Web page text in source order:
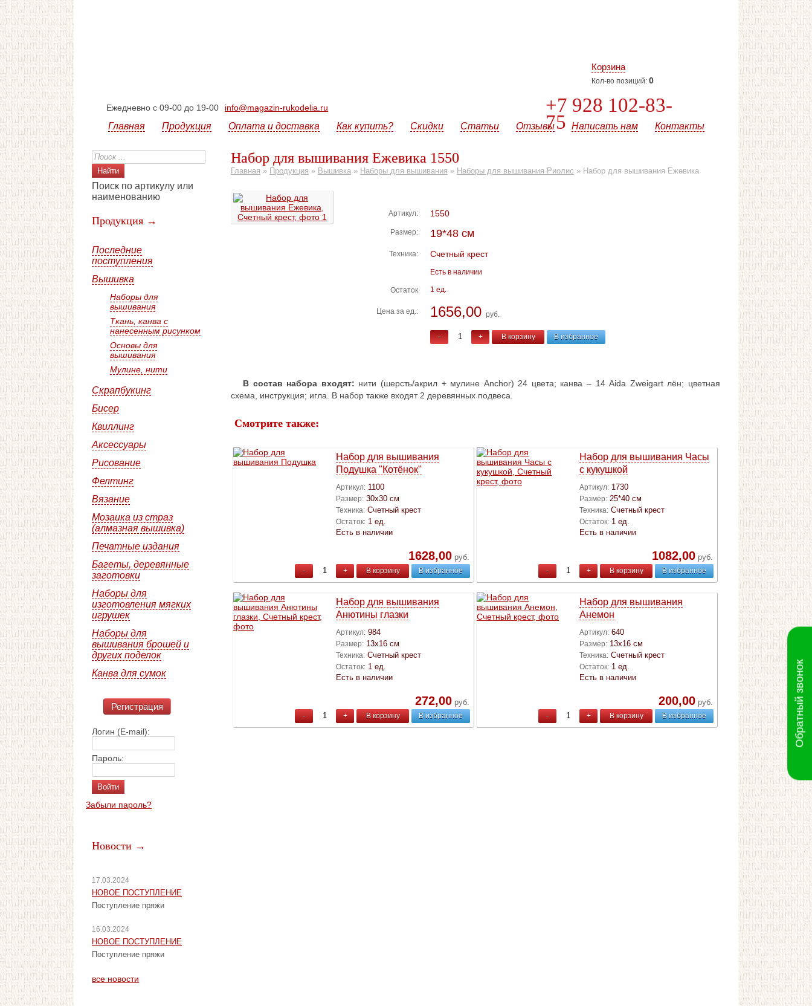
Корзина
Кол-во позиций: 0
+7 928 102-83-
75
Ежедневно с 09-00 до 19-00 info@magazin-rukodelia.ru
Главная Продукция Оплата и доставка Как купить? Скидки Статьи Отзывы Написать нам Контакты
Поиск по артикулу или
наименованию
Продукция →
Последние
поступления
Вышивка
Наборы для
вышивания
Ткань, канва с
нанесенным рисунком
Основы для
вышивания
Мулине, нити
Скрапбукинг
Бисер
Квиллинг
Аксессуары
Рисование
Фелтинг
Вязание
Мозаика из страз
(алмазная вышивка)
Печатные издания
Багеты, деревянные
заготовки
Наборы для
изготовления мягких
игрушек
Наборы для
вышивания брошей и
других поделок
Канва для сумок
Регистрация
Логин (E-mail):
Пароль:
Забыли пароль?
Новости →
17.03.2024
НОВОЕ ПОСТУПЛЕНИЕ
Поступление пряжи
16.03.2024
НОВОЕ ПОСТУПЛЕНИЕ
Поступление пряжи
все новости
Набор для вышивания Ежевика 1550
Главная » Продукция » Вышивка » Наборы для вышивания » Наборы для вышивания Риолис » Набор для вышивания Ежевика
Артикул: 1550
Размер: 19*48 см
Техника: Счетный крест
Есть в наличии
Остаток 1 ед.
Цена за ед.: 1656,00 руб.
- + В корзину В избранное
В состав набора входят: нити (шерсть/акрил + мулине Anchor) 24 цвета; канва – 14 Aida Zweigart лён; цветная
схема, инструкция; игла. В набор также входят 2 деревянных подвеса.
Смотрите также:
Набор для вышивания
Подушка "Котёнок"
Артикул: 1100
Размер: 30х30 см
Техника: Счетный крест
Остаток: 1 ед.
Есть в наличии
1628,00 руб.
- + В корзину В избранное
Набор для вышивания Часы
с кукушкой
Артикул: 1730
Размер: 25*40 см
Техника: Счетный крест
Остаток: 1 ед.
Есть в наличии
1082,00 руб.
- + В корзину В избранное
Набор для вышивания
Анютины глазки
Артикул: 984
Размер: 13х16 см
Техника: Счетный крест
Остаток: 1 ед.
Есть в наличии
272,00 руб.
- + В корзину В избранное
Набор для вышивания
Анемон
Артикул: 640
Размер: 13х16 см
Техника: Счетный крест
Остаток: 1 ед.
Есть в наличии
200,00 руб.
- + В корзину В избранное Обратный звонок